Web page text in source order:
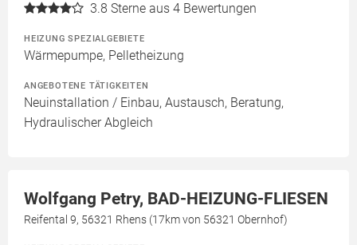
3.8 Sterne aus 4 Bewertungen
HEIZUNG SPEZIALGEBIETE
Wärmepumpe, Pelletheizung
ANGEBOTENE TÄTIGKEITEN
Neuinstallation / Einbau, Austausch, Beratung,
Hydraulischer Abgleich
Wolfgang Petry, BAD-HEIZUNG-FLIESEN
Reifental 9, 56321 Rhens (17km von 56321 Obernhof)